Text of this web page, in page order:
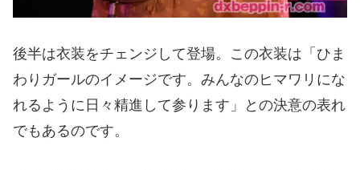
後半は衣装をチェンジして登場。この衣装は「ひま
わりガールのイメージです。みんなのヒマワリにな
れるように日々精進して参ります」との決意の表れ
でもあるのです。